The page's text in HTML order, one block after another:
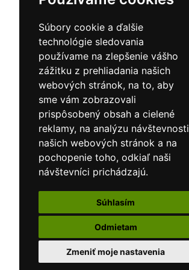
Súbory cookie a ďalšie
technológie sledovania
používame na zlepšenie vášho
zážitku z prehliadania našich
webových stránok, na to, aby
sme vám zobrazovali
prispôsobený obsah a cielené
reklamy, na analýzu návštevnosti
našich webových stránok a na
pochopenie toho, odkiaľ naši
návštevníci prichádzajú.
Súhlasím
Odmietam
Zmeniť moje nastavenia